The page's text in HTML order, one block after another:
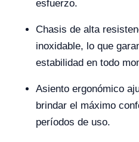
esfuerzo.
Chasis de alta
inoxidable, lo que
estabilidad en todo
Asiento ergonómico
brindar el máximo
períodos de uso.